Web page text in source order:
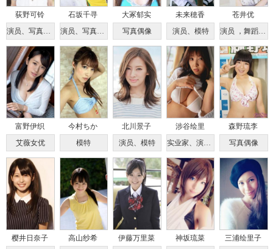
荻野可铃
演员、写真偶像
石坂千寻
演员、写真偶像
大冢郁实
写真偶像
未来穂香
演员、模特
苍井优
演员 ，舞蹈，声优演员
富野伊织
艾薇女优
今村ちか
模特
北川景子
演员、模特
涉谷绘里
实业家、演员、写真偶像
森野琉李
写真偶像
樱井日奈子 高山纱希 伊藤万里菜 神坂琉菜 三浦绘里子